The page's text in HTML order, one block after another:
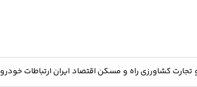
تجارت کشاورزی راه و مسکن اقتصاد ایران ارتباطات خودرو